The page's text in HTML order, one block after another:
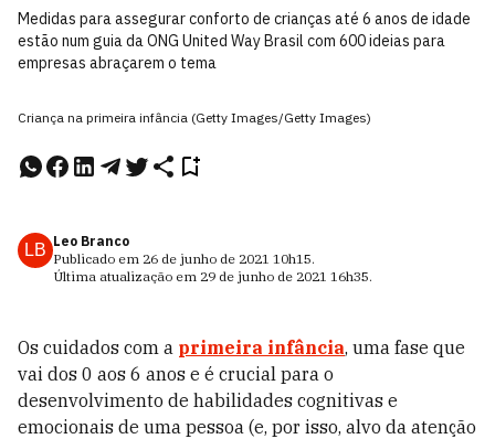
Medidas para assegurar conforto de crianças até 6 anos de idade
estão num guia da ONG United Way Brasil com 600 ideias para
empresas abraçarem o tema
Criança na primeira infância (Getty Images/Getty Images)
LB Leo Branco
Publicado em 26 de junho de 2021 10h15.
Última atualização em 29 de junho de 2021 16h35.
Os cuidados com a primeira infância, uma fase que
vai dos 0 aos 6 anos e é crucial para o
desenvolvimento de habilidades cognitivas e
emocionais de uma pessoa (e, por isso, alvo da atenção